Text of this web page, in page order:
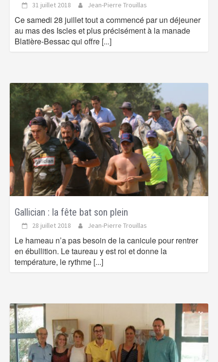
31 juillet 2018 Jean-Pierre Trouillas
Ce samedi 28 juillet tout a commencé par un déjeuner
au mas des Iscles et plus précisément à la manade
Blatière-Bessac qui offre [...]
Gallician : la fête bat son plein
28 juillet 2018 Jean-Pierre Trouillas
Le hameau n’a pas besoin de la canicule pour rentrer
en ébullition. Le taureau y est roi et donne la
température, le rythme [...]